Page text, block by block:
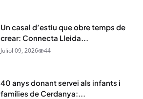
Un casal d’estiu que obre temps de
crear: Connecta Lleida...
Juliol 09, 2026 44
40 anys donant servei als infants i
famílies de Cerdanya:...